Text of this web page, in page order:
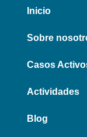
Inicio
Sobre
Casos
Actividades
Blog